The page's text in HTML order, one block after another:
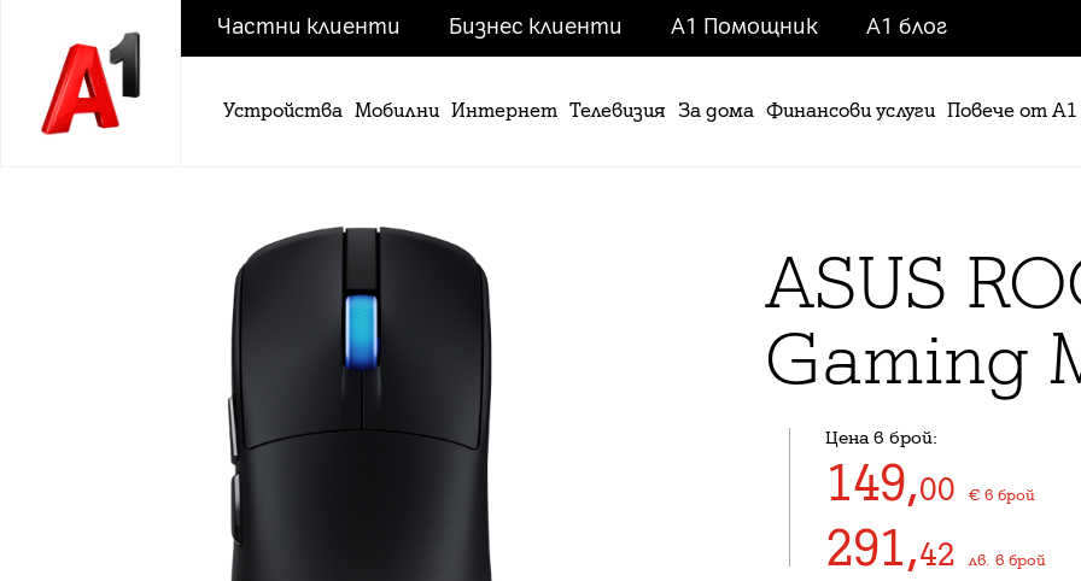
Частни клиенти Бизнес клиенти A1 Помощник A1 блог
Устройства Мобилни Интернет Телевизия За дома Финансови услуги Повече от А1
ASUS
Gaming
Цена в брой:
149,00 € в брой
291,42 лв. в брой